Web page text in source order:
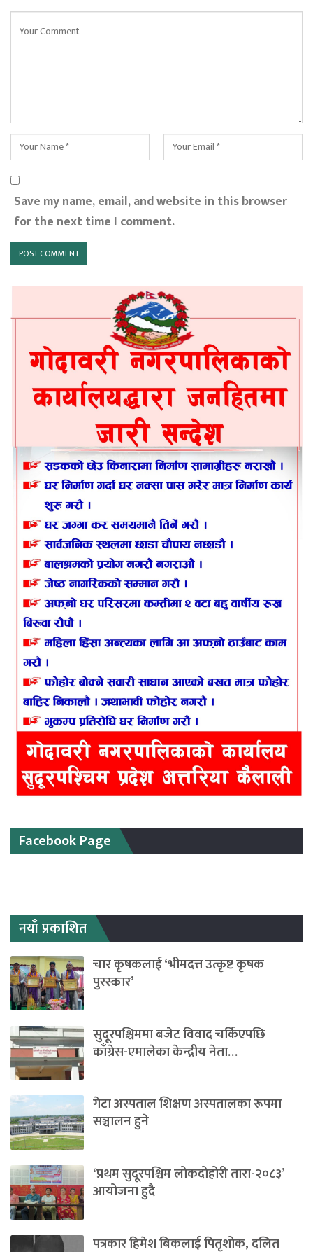
Save my name, email, and website in this browser
for the next time I comment.
Facebook Page
नयाँ प्रकाशित
चार कृषकलाई ‘भीमदत्त उत्कृष्ट कृषक
पुरस्कार’
सुदूरपश्चिममा बजेट विवाद चर्किएपछि
काँग्रेस-एमालेका केन्द्रीय नेता…
गेटा अस्पताल शिक्षण अस्पतालका रूपमा
सञ्चालन हुने
‘प्रथम सुदूरपश्चिम लोकदोहोरी तारा-२०८३’
आयोजना हुदै
पत्रकार हिमेश बिकलाई पितृशोक, दलित